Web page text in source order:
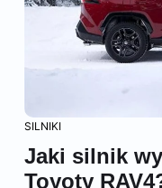
SILNIKI
Jaki silnik
Toyoty